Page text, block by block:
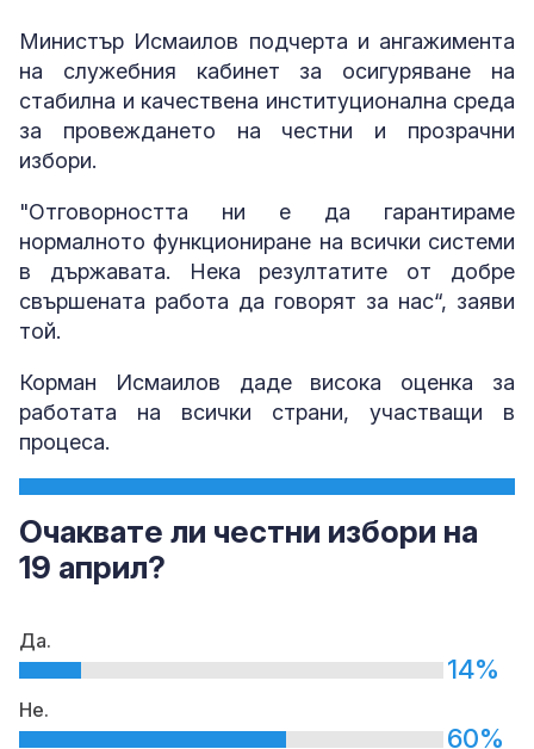
Министър Исмаилов подчерта и ангажимента
на служебния кабинет за осигуряване на
стабилна и качествена институционална среда
за провеждането на честни и прозрачни
избори.
"Отговорността ни е да гарантираме
нормалното функциониране на всички системи
в държавата. Нека резултатите от добре
свършената работа да говорят за нас“, заяви
той.
Корман Исмаилов даде висока оценка за
работата на всички страни, участващи в
процеса.
Очаквате ли честни избори на
19 април?
Да.
14%
Не.
60%